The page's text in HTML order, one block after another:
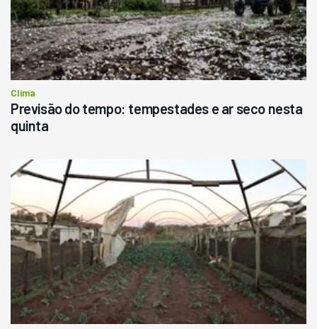
Clima
Previsão do tempo: tempestades e ar seco nesta
quinta